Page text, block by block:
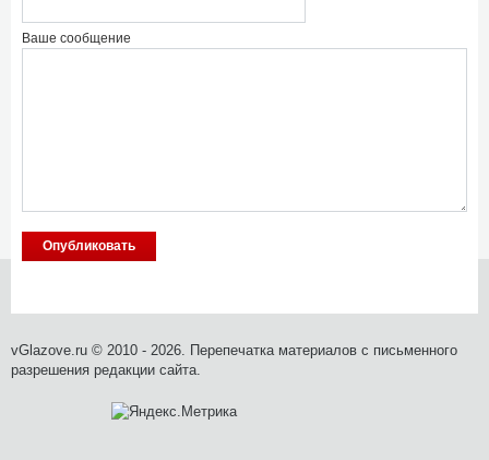
Ваше сообщение
vGlazove.ru © 2010 - 2026. Перепечатка материалов с письменного
разрешения редакции сайта.